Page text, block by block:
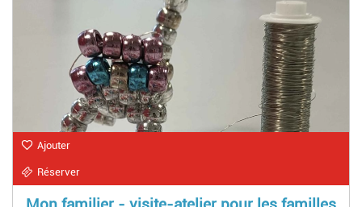
Ajouter
Réserver